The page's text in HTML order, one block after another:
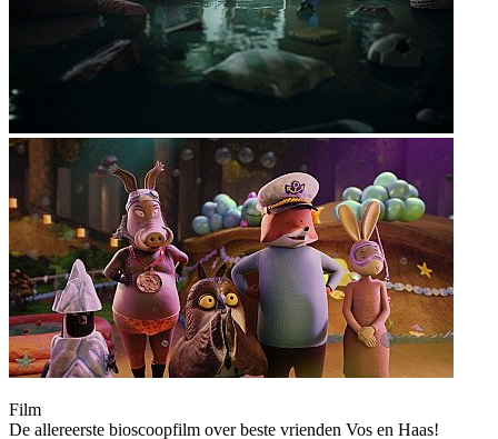
Film
De allereerste bioscoopfilm over beste vrienden Vos en Haas!